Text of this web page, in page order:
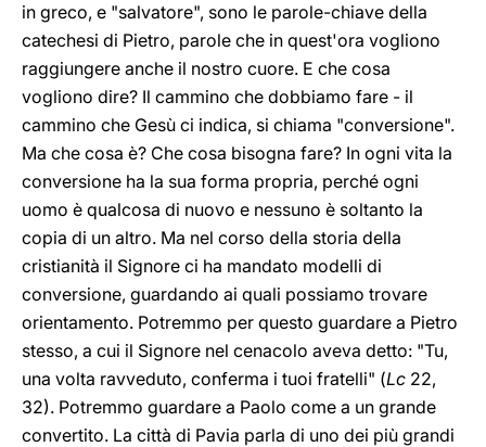
in greco, e "salvatore", sono le parole-chiave della
catechesi di Pietro, parole che in quest'ora vogliono
raggiungere anche il nostro cuore. E che cosa
vogliono dire? Il cammino che dobbiamo fare - il
cammino che Gesù ci indica, si chiama "conversione".
Ma che cosa è? Che cosa bisogna fare? In ogni vita la
conversione ha la sua forma propria, perché ogni
uomo è qualcosa di nuovo e nessuno è soltanto la
copia di un altro. Ma nel corso della storia della
cristianità il Signore ci ha mandato modelli di
conversione, guardando ai quali possiamo trovare
orientamento. Potremmo per questo guardare a Pietro
stesso, a cui il Signore nel cenacolo aveva detto: "Tu,
una volta ravveduto, conferma i tuoi fratelli" (Lc 22,
32). Potremmo guardare a Paolo come a un grande
convertito. La città di Pavia parla di uno dei più grandi